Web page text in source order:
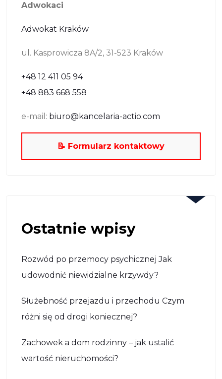
Adwokaci
Adwokat Kraków
ul. Kasprowicza 8A/2, 31-523 Kraków
+48 12 411 05 94
+48 883 668 558
e-mail: biuro@kancelaria-actio.com
📝 Formularz kontaktowy
Ostatnie wpisy
Rozwód po przemocy psychicznej Jak
udowodnić niewidzialne krzywdy?
Służebność przejazdu i przechodu Czym
różni się od drogi koniecznej?
Zachowek a dom rodzinny – jak ustalić
wartość nieruchomości?